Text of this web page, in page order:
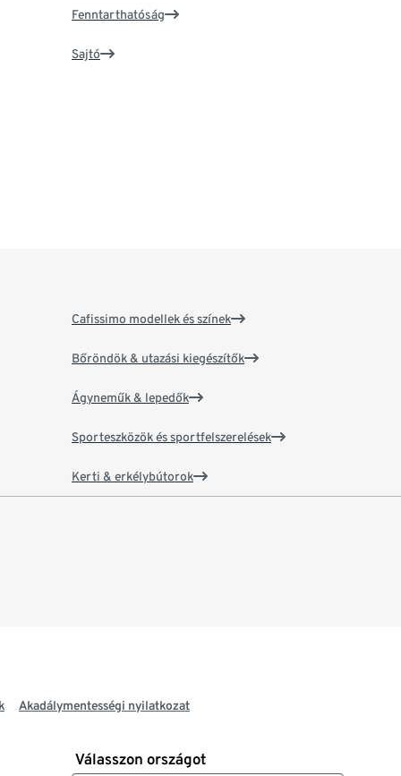
Fenntarthatóság
Sajtó
Cafissimo modellek és színek
Bőröndök & utazási kiegészítők
Ágyneműk & lepedők
Sporteszközök és sportfelszerelések
Kerti & erkélybútorok
Akadálymentességi nyilatkozat
Válasszon országot